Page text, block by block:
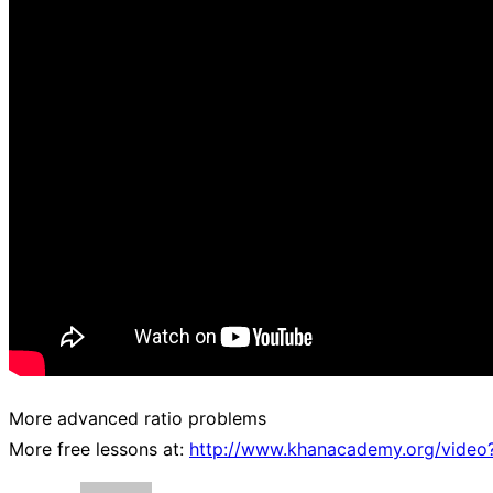
More advanced ratio problems
More free lessons at: http://www.khanacademy.org/